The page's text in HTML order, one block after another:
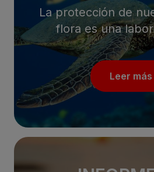
La protección de
flora es una
Leer más